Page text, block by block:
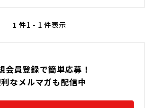
会員登録で簡単応募！
なメルマガも配信中
1 件1 - 1 件表示